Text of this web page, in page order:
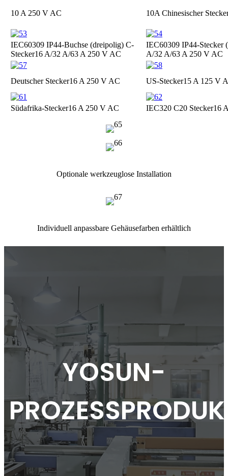
10 A 250 V AC 10A Chinesischer
IEC60309 IP44-Buchse (dreipolig) C-
Stecker16 A/32 A/63 A 250 V AC
IEC60309 IP44-Stecker
A/32 A/63 A 250 V AC
Deutscher Stecker16 A 250 V AC US-Stecker15 A 125 V
Südafrika-Stecker16 A 250 V AC IEC320 C20 Stecker16
Optionale werkzeuglose Installation
Individuell anpassbare Gehäusefarben erhältlich
YOSUN-